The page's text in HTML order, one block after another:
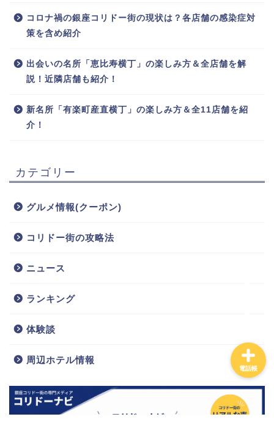
コロナ禍の銀座コリドー街の現状は？各店舗の感染症対
策を含め紹介
出会いの名所「恵比寿横丁」の楽しみ方＆全店舗を解
説！近隣店舗も紹介！
新名所「有楽町産直横丁」の楽しみ方＆全11店舗を紹
介！
カテゴリー
グルメ情報(クーポン)
コリドー街の攻略法
ニュース
ランキング
体験談
周辺ホテル情報
電話帳
コリドー電話帳